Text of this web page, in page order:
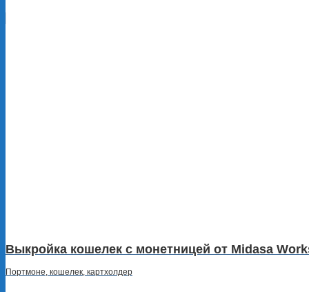
Выкройка кошелек с монетницей от Midasa
Портмоне, кошелек, картхолдер